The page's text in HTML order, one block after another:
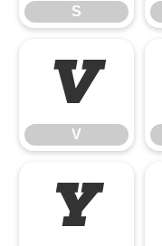
S
V
V
Y